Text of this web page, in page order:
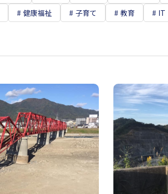
健康福祉 子育て 教育 IT